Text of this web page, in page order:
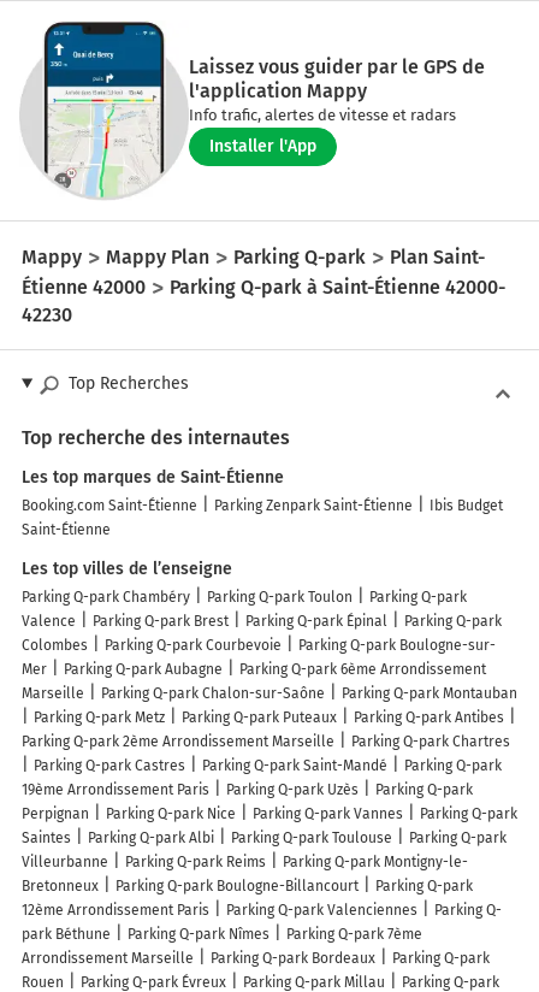
Laissez vous guider par le GPS de
l'application Mappy
Info trafic, alertes de vitesse et radars
Installer l'App
Mappy Mappy Plan Parking Q-park
Plan Saint-
Étienne 42000
Parking Q-park à Saint-Étienne 42000-
42230
Top Recherches
Top recherche des internautes
Les top marques de Saint-Étienne
Booking.com Saint-Étienne Parking Zenpark Saint-Étienne
Ibis Budget
Saint-Étienne
Les top villes de l’enseigne
Parking Q-park Chambéry Parking Q-park Toulon
Parking Q-park
Valence
Parking Q-park Brest Parking Q-park Épinal
Parking Q-park
Colombes
Parking Q-park Courbevoie
Parking Q-park Boulogne-sur-
Mer
Parking Q-park Aubagne
Parking Q-park 6ème Arrondissement
Marseille
Parking Q-park Chalon-sur-Saône
Parking Q-park Montauban
Parking Q-park Metz
Parking Q-park Puteaux
Parking Q-park Antibes
Parking Q-park 2ème Arrondissement Marseille
Parking Q-park Chartres
Parking Q-park Castres
Parking Q-park Saint-Mandé
Parking Q-park
19ème Arrondissement Paris
Parking Q-park Uzès
Parking Q-park
Perpignan
Parking Q-park Nice Parking Q-park Vannes
Parking Q-park
Saintes
Parking Q-park Albi Parking Q-park Toulouse
Parking Q-park
Villeurbanne
Parking Q-park Reims
Parking Q-park Montigny-le-
Bretonneux
Parking Q-park Boulogne-Billancourt
Parking Q-park
12ème Arrondissement Paris
Parking Q-park Valenciennes
Parking Q-
park Béthune
Parking Q-park Nîmes
Parking Q-park 7ème
Arrondissement Marseille
Parking Q-park Bordeaux
Parking Q-park
Rouen
Parking Q-park Évreux Parking Q-park Millau
Parking Q-park